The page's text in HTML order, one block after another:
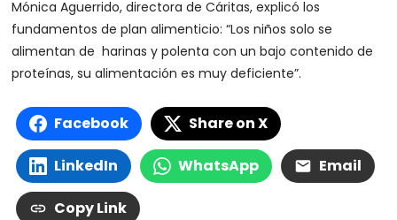
Mónica Aguerrido, directora de Cáritas, explicó los
fundamentos de plan alimenticio: “Los niños solo se
alimentan de harinas y polenta con un bajo contenido de
proteínas, su alimentación es muy deficiente”.
Facebook Share on X
LinkedIn WhatsApp Email
Copy Link